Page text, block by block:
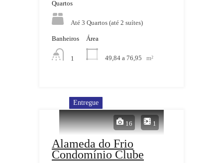
Quartos
Até 3 Quartos (até 2 suítes)
Banheiros
1
Área
49,84 a 76,95 m²
16 1
Entregue
Alameda do Frio
Condomínio Clube